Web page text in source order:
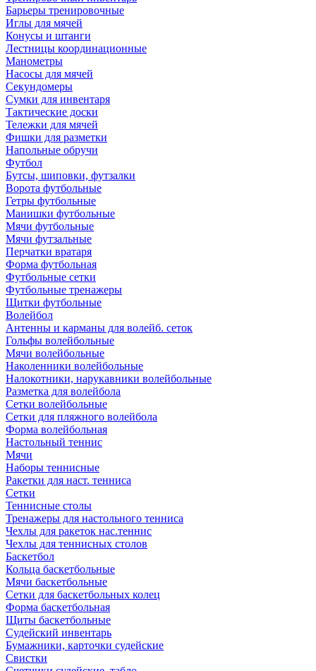
Барьеры тренировочные
Иглы для мячей
Конусы и штанги
Лестницы координационные
Манометры
Насосы для мячей
Секундомеры
Сумки для инвентаря
Тактические доски
Тележки для мячей
Фишки для разметки
Напольные обручи
Футбол
Бутсы, шиповки, футзалки
Ворота футбольные
Гетры футбольные
Манишки футбольные
Мячи футбольные
Мячи футзальные
Перчатки вратаря
Форма футбольная
Футбольные сетки
Футбольные тренажеры
Щитки футбольные
Волейбол
Антенны и карманы для волейб. сеток
Гольфы волейбольные
Мячи волейбольные
Наколенники волейбольные
Налокотники, нарукавники волейбольные
Разметка для волейбола
Сетки волейбольные
Сетки для пляжного волейбола
Форма волейбольная
Настольный теннис
Мячи
Наборы теннисные
Ракетки для наст. тенниса
Сетки
Теннисные столы
Тренажеры для настольного тенниса
Чехлы для ракеток нас.теннис
Чехлы для теннисных столов
Баскетбол
Кольца баскетбольные
Мячи баскетбольные
Сетки для баскетбольных колец
Форма баскетбольная
Щиты баскетбольные
Судейский инвентарь
Бумажники, карточки судейские
Свистки